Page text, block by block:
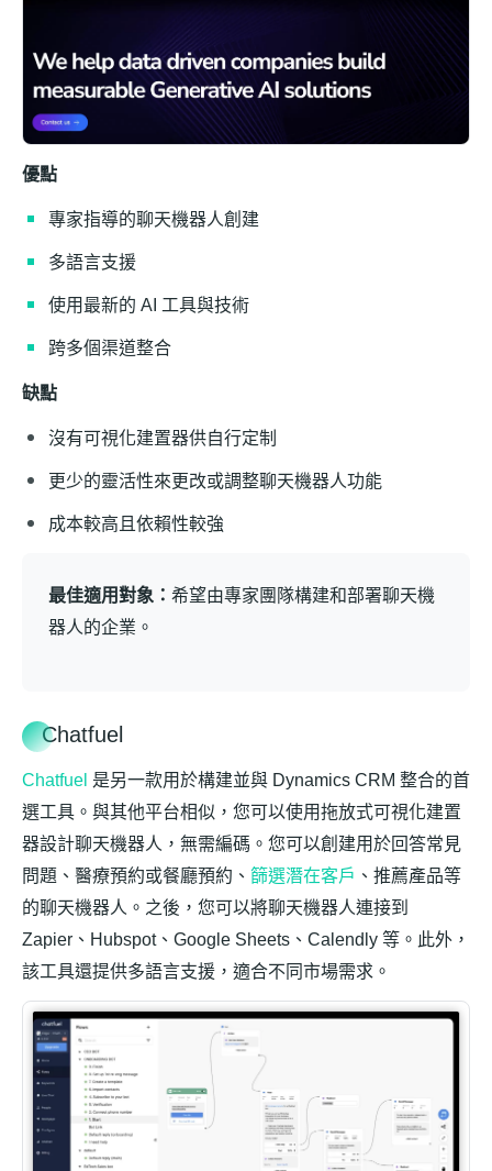
優點
專家指導的聊天機器人創建
多語言支援
使用最新的 AI 工具與技術
跨多個渠道整合
缺點
沒有可視化建置器供自行定制
更少的靈活性來更改或調整聊天機器人功能
成本較高且依賴性較強
最佳適用對象： 希望由專家團隊構建和部署聊天機
器人的企業。
Chatfuel
Chatfuel 是另一款用於構建並與 Dynamics CRM 整合的首
選工具。與其他平台相似，您可以使用拖放式可視化建置
器設計聊天機器人，無需編碼。您可以創建用於回答常見
問題、醫療預約或餐廳預約、 篩選潛在客戶 、推薦產品等
的聊天機器人。之後，您可以將聊天機器人連接到
Zapier、Hubspot、Google Sheets、Calendly 等。此外，
該工具還提供多語言支援，適合不同市場需求。